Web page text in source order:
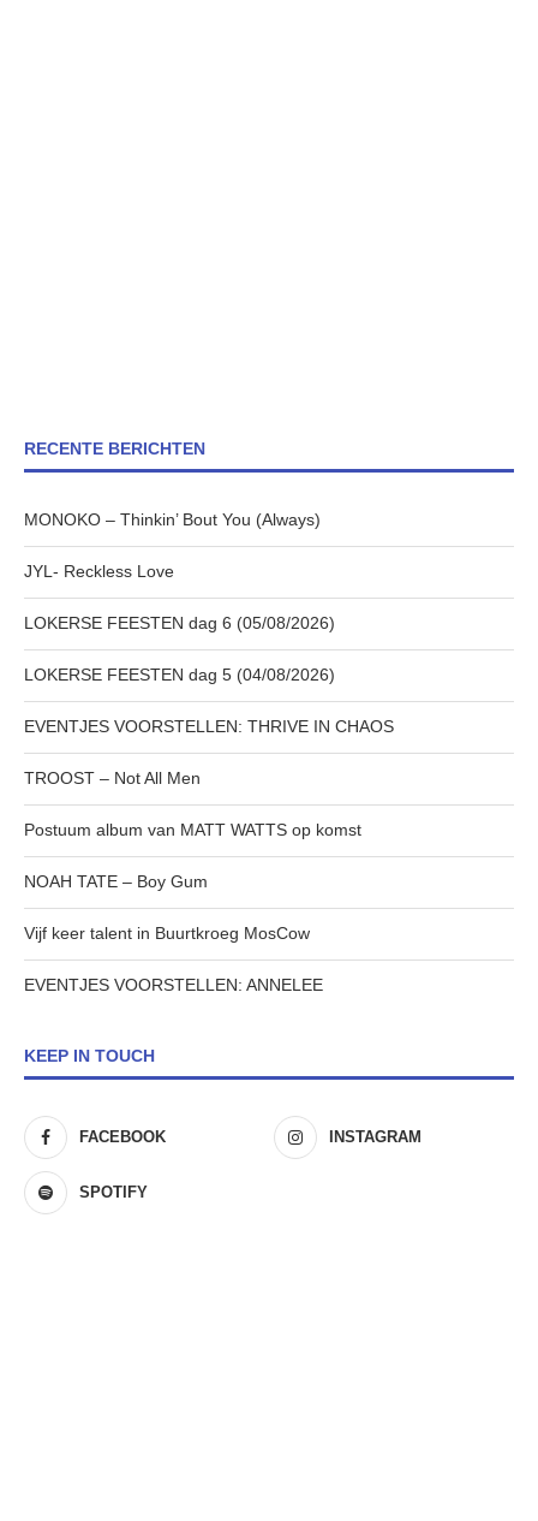
RECENTE BERICHTEN
MONOKO – Thinkin’ Bout You (Always)
JYL- Reckless Love
LOKERSE FEESTEN dag 6 (05/08/2026)
LOKERSE FEESTEN dag 5 (04/08/2026)
EVENTJES VOORSTELLEN: THRIVE IN CHAOS
TROOST – Not All Men
Postuum album van MATT WATTS op komst
NOAH TATE – Boy Gum
Vijf keer talent in Buurtkroeg MosCow
EVENTJES VOORSTELLEN: ANNELEE
KEEP IN TOUCH
FACEBOOK INSTAGRAM
SPOTIFY